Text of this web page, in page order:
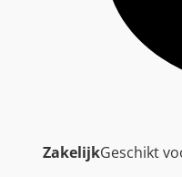
ZakelijkGeschikt